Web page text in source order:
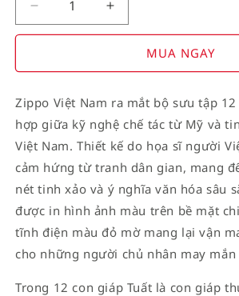
Decrease
quantity
American
on
Flag
Increase
quantity
American
on
Flag
MUA NGAY
Zippo Việt Nam ra mắt bộ sưu tập 12
hợp giữa kỹ nghệ chế tác từ Mỹ và
Việt Nam. Thiết kế do họa sĩ người
cảm hứng từ tranh dân gian, mang
nét tinh xảo và ý nghĩa văn hóa sâu
được in hình ảnh màu trên bề mặt
tĩnh điện màu đỏ mờ mang lại vận
cho những người chủ nhân may mắn
Trong 12 con giáp Tuất là con giáp